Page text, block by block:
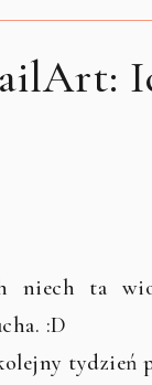
niech ta
:D
tydzień